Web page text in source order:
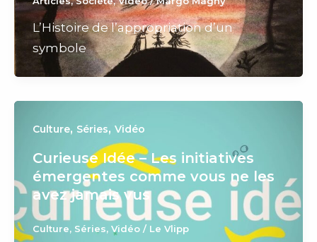
L’Histoire de l’appropriation d’un
symbole
Culture, Séries, Vidéo
Curieuse Idée – Les initiatives
émergentes comme vous ne les
avez jamais vus
Culture, Séries, Vidéo/ Le Vlipp